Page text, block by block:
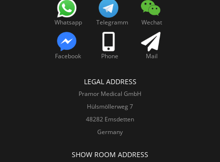
Whatsapp Telegramm Wechat
Facebook Phone Mail
LEGAL ADDRESS
Pramor Medical GmbH
Hülsmöllerweg 7
48282 Emsdetten
Germany
SHOW ROOM ADDRESS